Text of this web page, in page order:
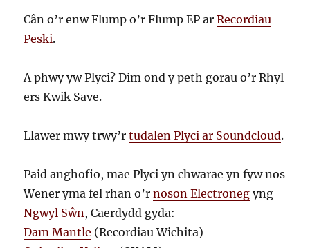
Cân o’r enw Flump o’r Flump EP arRecordiau
Peski.
A phwy yw Plyci? Dim ond y peth gorau o’r Rhyl
ers Kwik Save.
Llawer mwy trwy’rtudalen Plyci ar Soundcloud.
Paid anghofio, mae Plyci yn chwarae yn fyw nos
Wener yma fel rhan o’rnoson Electroneg yng
Ngwyl Sŵn, Caerdydd gyda:
Dam Mantle (Recordiau Wichita)